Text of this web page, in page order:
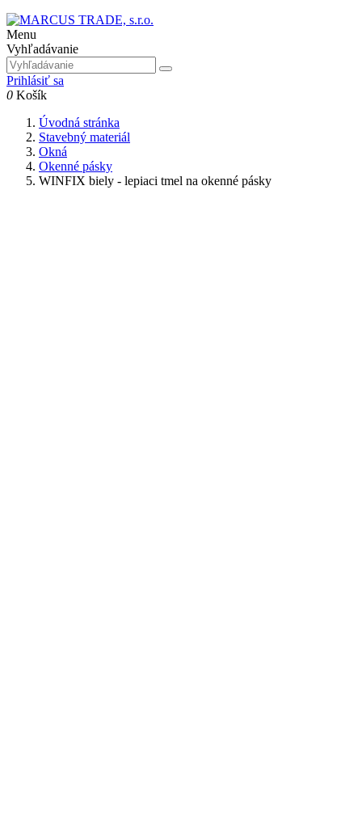
Menu
Vyhľadávanie
Prihlásiť sa
0 Košík
Úvodná stránka
Stavebný materiál
Okná
Okenné pásky
WINFIX biely - lepiaci tmel na okenné pásky